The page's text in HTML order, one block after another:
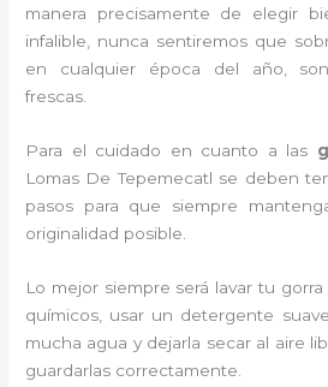
manera precisamente de elegir
infalible, nunca sentiremos que
en cualquier época del año,
frescas.
Para el cuidado en cuanto a las
Lomas De Tepemecatl se deben
pasos para que siempre
originalidad posible.
Lo mejor siempre será lavar tu
químicos, usar un detergente
mucha agua y dejarla secar al aire
guardarlas correctamente.